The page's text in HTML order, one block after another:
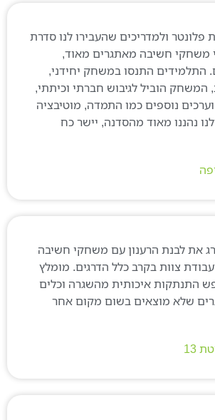
ולמדריכים שהעבירו לנו סדרת
חשיבה מאתגרים מאוד,
התנסו במשחק יחידני,
הוביל לגיבוש חברתי וכיתתי,
נוספים כמו התמדה, מוטיבציה
הרענון עם משחקי חשיבה
בקרב כלל הדרגים. מומלץ
איכותית מהשגרה וכלים